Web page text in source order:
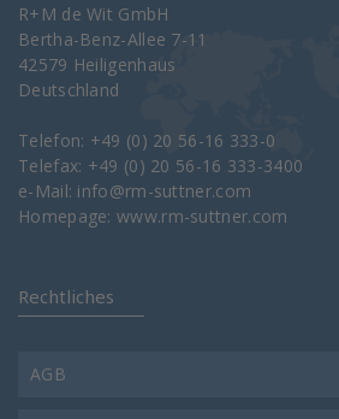
R+M de Wit GmbH
Bertha-Benz-Allee 7-11
42579 Heiligenhaus
Deutschland
Telefon: +49 (0) 20 56-16 333-0
Telefax: +49 (0) 20 56-16 333-3400
e-Mail: info@rm-suttner.com
Homepage:www.rm-suttner.com
Rechtliches
AGB